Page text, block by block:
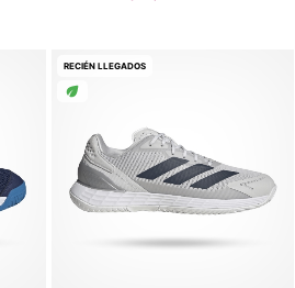
RECIÉN LLEGADOS